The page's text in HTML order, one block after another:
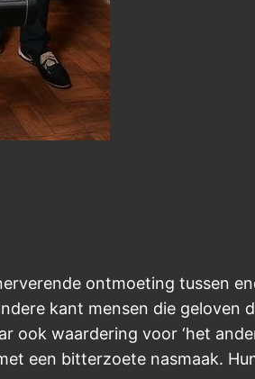
ontmoeting tussen
kant mensen die
ook waardering voor ‘het
een bitterzoete nasmaak.